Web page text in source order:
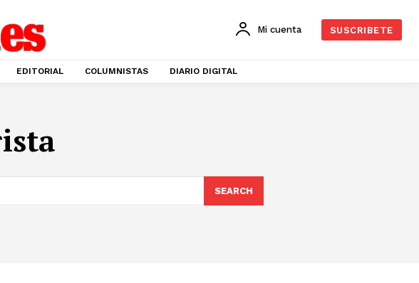
Mi cuenta SUSCRIBETE
EDITORIAL COLUMNISTAS DIARIO DIGITAL
SEARCH